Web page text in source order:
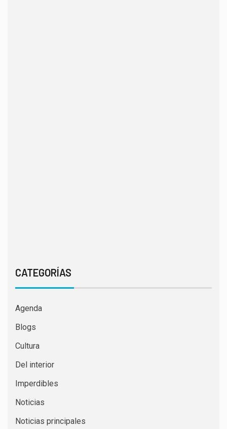
CATEGORÍAS
Agenda
Blogs
Cultura
Del interior
Imperdibles
Noticias
Noticias principales